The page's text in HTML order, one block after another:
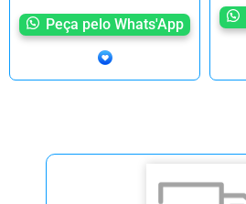
Peça pelo Whats'App